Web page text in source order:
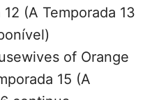
(A Temporada 13
of Orange
15 (A